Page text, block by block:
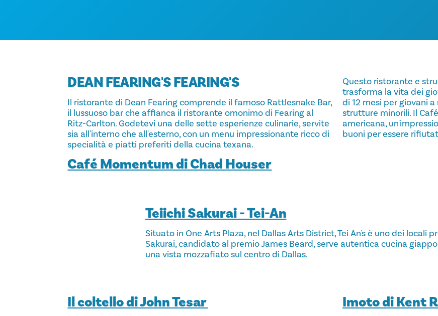
DEAN FEARING'S FEARING'S
Il ristorante di Dean Fearing comprende il famoso Rattlesnake Bar,
il lussuoso bar che affianca il ristorante omonimo di Fearing al
Ritz-Carlton. Godetevi una delle sette esperienze culinarie, servite
sia all'interno che all'esterno, con un menu impressionante ricco di
specialità e piatti preferiti della cucina texana.
Café Momentum di Chad Houser
Questo ristorante e
trasforma la vita dei
di 12 mesi per giovani
strutture minorili. Il
americana,
buoni per essere
Teiichi Sakurai - Tei-An
Situato in One Arts Plaza, nel Dallas Arts District, Tei An's è uno dei locali
Sakurai, candidato al premio James Beard, serve autentica cucina
una vista mozzafiato sul centro di Dallas.
Il coltello di John Tesar Imoto di Kent